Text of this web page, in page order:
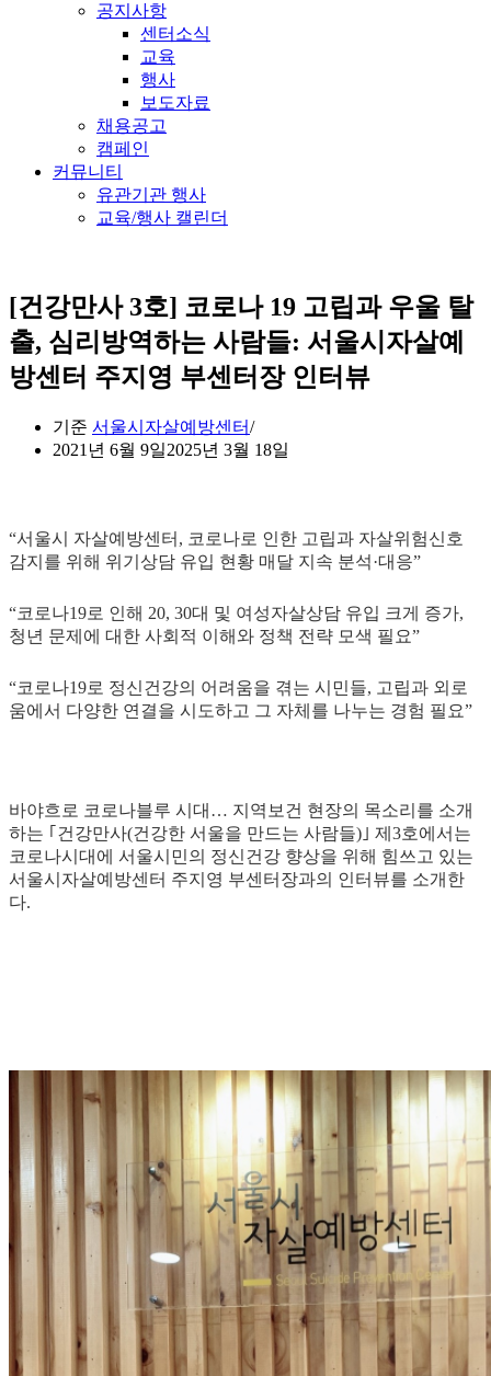
공지사항
센터소식
교육
행사
보도자료
채용공고
캠페인
커뮤니티
유관기관 행사
교육/행사 캘린더
[건강만사 3호] 코로나 19 고립과 우울 탈
출, 심리방역하는 사람들: 서울시자살예
방센터 주지영 부센터장 인터뷰
기준 서울시자살예방센터
2021년 6월 9일2025년 3월 18일
“서울시 자살예방센터, 코로나로 인한 고립과 자살위험신호
감지를 위해 위기상담 유입 현황 매달 지속 분석·대응”
“코로나19로 인해 20, 30대 및 여성자살상담 유입 크게 증가,
청년 문제에 대한 사회적 이해와 정책 전략 모색 필요”
“코로나19로 정신건강의 어려움을 겪는 시민들, 고립과 외로
움에서 다양한 연결을 시도하고 그 자체를 나누는 경험 필요”
바야흐로 코로나블루 시대… 지역보건 현장의 목소리를 소개
하는 ｢건강만사(건강한 서울을 만드는 사람들)｣ 제3호에서는
코로나시대에 서울시민의 정신건강 향상을 위해 힘쓰고 있는
서울시자살예방센터 주지영 부센터장과의 인터뷰를 소개한
다.